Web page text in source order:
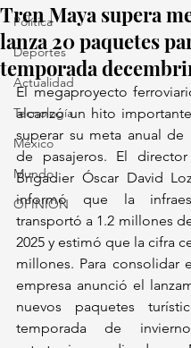
Política
Deportes
Actualidad
Tecnología
México
Mundo
OPINIÓN
Tren Maya supera
lanza 20 paquetes
temporada
El megaproyecto
alcanzó un hito
superar su meta anual de
de pasajeros. El
Brigadier Óscar David
informó que la
transportó a 1.2 millones
2025 y estimó que la cifra
millones. Para consolidar
empresa anunció el
nuevos paquetes
temporada de